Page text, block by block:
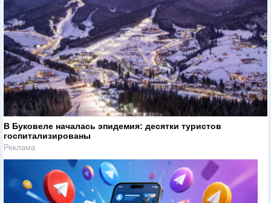
В Буковеле началась эпидемия: десятки туристов
госпитализированы
Реклама